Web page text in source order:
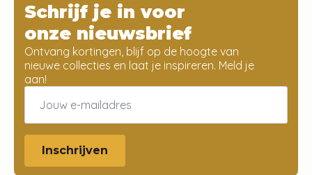
Schrijf je in voor
onze nieuwsbrief
Ontvang kortingen, blijf op de hoogte van
nieuwe collecties en laat je inspireren. Meld je
aan!
Email
Inschrijven